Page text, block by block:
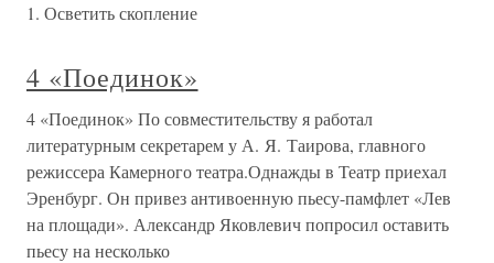
1. Осветить скопление
4 «Поединок»
4 «Поединок» По совместительству я работал
литературным секретарем у А. Я. Таирова, главного
режиссера Камерного театра.Однажды в Театр приехал
Эренбург. Он привез антивоенную пьесу-памфлет «Лев
на площади». Александр Яковлевич попросил оставить
пьесу на несколько